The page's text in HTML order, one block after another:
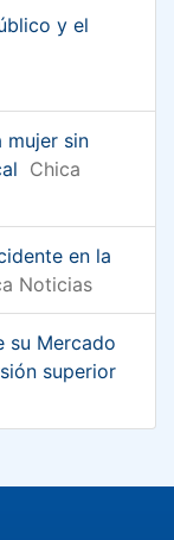
y el
mujer sin
Chica
en la
Noticias
su Mercado
superior